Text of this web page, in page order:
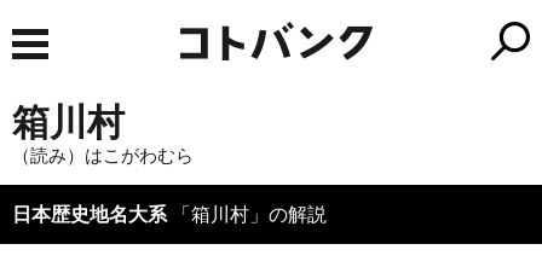
箱川村
（読み）はこがわむら
日本歴史地名大系 「箱川村」の解説